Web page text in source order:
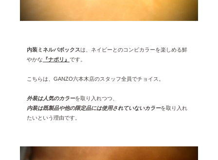
内装ミネルバボックスは、ネイビーとのコンビカラーを楽しめる鮮
やかな 『ナポリ』 です。
こちらは、GANZO六本木店のスタッフ全員でチョイス。
外装は人気のカラーを取り入れつつ、
内装は既製品や他の限定品には使用されていないカラーを取り入れ
たいという理由です。